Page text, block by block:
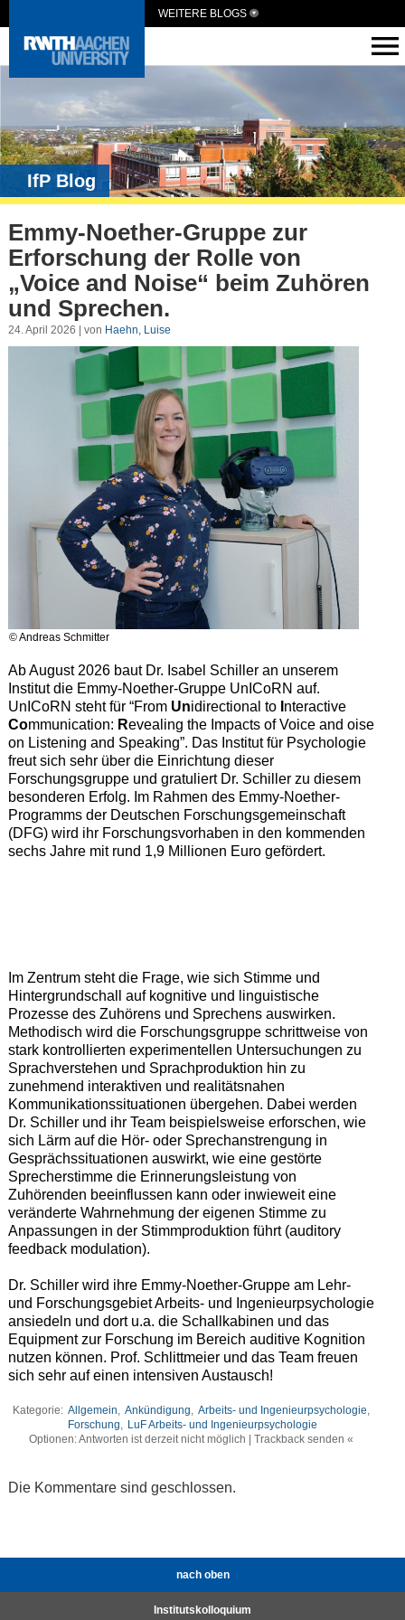
WEITERE BLOGS
IfP Blog
Emmy-Noether-Gruppe zur
Erforschung der Rolle von
„Voice and Noise“ beim Zuhören
und Sprechen.
24. April 2026 | von Haehn, Luise
© Andreas Schmitter
Ab August 2026 baut Dr. Isabel Schiller an unserem
Institut die Emmy-Noether-Gruppe UnICoRN auf.
UnICoRN steht für “From Unidirectional to nteractive
Communication: Revealing the Impacts of Voice and oise
on Listening and Speaking”. Das Institut für Psychologie
freut sich sehr über die Einrichtung dieser
Forschungsgruppe und gratuliert Dr. Schiller zu diesem
besonderen Erfolg. Im Rahmen des Emmy-Noether-
Programms der Deutschen Forschungsgemeinschaft
(DFG) wird ihr Forschungsvorhaben in den kommenden
sechs Jahre mit rund 1,9 Millionen Euro gefördert.
Im Zentrum steht die Frage, wie sich Stimme und
Hintergrundschall auf kognitive und linguistische
Prozesse des Zuhörens und Sprechens auswirken.
Methodisch wird die Forschungsgruppe schrittweise von
stark kontrollierten experimentellen Untersuchungen zu
Sprachverstehen und Sprachproduktion hin zu
zunehmend interaktiven und realitätsnahen
Kommunikationssituationen übergehen. Dabei werden
Dr. Schiller und ihr Team beispielsweise erforschen, wie
sich Lärm auf die Hör- oder Sprechanstrengung in
Gesprächssituationen auswirkt, wie eine gestörte
Sprecherstimme die Erinnerungsleistung von
Zuhörenden beeinflussen kann oder inwieweit eine
veränderte Wahrnehmung der eigenen Stimme zu
Anpassungen in der Stimmproduktion führt (auditory
feedback modulation).
Dr. Schiller wird ihre Emmy-Noether-Gruppe am Lehr-
und Forschungsgebiet Arbeits- und Ingenieurpsychologie
ansiedeln und dort u.a. die Schallkabinen und das
Equipment zur Forschung im Bereich auditive Kognition
nutzen können. Prof. Schlittmeier und das Team freuen
sich sehr auf einen intensiven Austausch!
Kategorie: Allgemein Ankündigung Arbeits- und Ingenieurpsychologie
Forschung
LuF Arbeits- und Ingenieurpsychologie
Optionen: Antworten ist derzeit nicht möglich | Trackback senden «
Die Kommentare sind geschlossen.
nach oben
Institutskolloquium